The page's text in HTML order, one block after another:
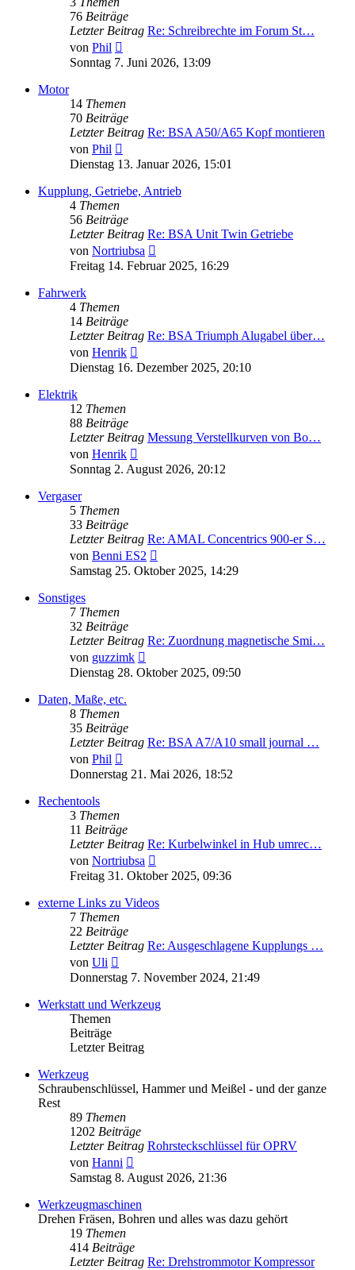
76 Beiträge
Letzter Beitrag Re: Schreibrechte im Forum St…
von Phil
Beitrag
Sonntag 7. Juni 2026, 13:09
Motor
14 Themen
70 Beiträge
Letzter Beitrag Re: BSA A50/A65 Kopf montieren
von Phil
Beitrag
Dienstag 13. Januar 2026, 15:01
Kupplung, Getriebe, Antrieb
4 Themen
56 Beiträge
Letzter Beitrag Re: BSA Unit Twin Getriebe
von Nortriubsa
Beitrag
Freitag 14. Februar 2025, 16:29
Fahrwerk
4 Themen
14 Beiträge
Letzter Beitrag Re: BSA Triumph Alugabel über…
von Henrik
Beitrag
Dienstag 16. Dezember 2025, 20:10
Elektrik
12 Themen
88 Beiträge
Letzter Beitrag Messung Verstellkurven von Bo…
von Henrik
Beitrag
Sonntag 2. August 2026, 20:12
Vergaser
5 Themen
33 Beiträge
Letzter Beitrag Re: AMAL Concentrics 900-er S…
von Benni ES2
Beitrag
Samstag 25. Oktober 2025, 14:29
Sonstiges
7 Themen
32 Beiträge
Letzter Beitrag Re: Zuordnung magnetische Smi…
von guzzimk
Beitrag
Dienstag 28. Oktober 2025, 09:50
Daten, Maße, etc.
8 Themen
35 Beiträge
Letzter Beitrag Re: BSA A7/A10 small journal …
von Phil
Beitrag
Donnerstag 21. Mai 2026, 18:52
Rechentools
3 Themen
11 Beiträge
Letzter Beitrag Re: Kurbelwinkel in Hub umrec…
von Nortriubsa
Beitrag
Freitag 31. Oktober 2025, 09:36
externe Links zu Videos
7 Themen
22 Beiträge
Letzter Beitrag Re: Ausgeschlagene Kupplungs …
von Uli
Beitrag
Donnerstag 7. November 2024, 21:49
Werkstatt und Werkzeug
Themen
Beiträge
Letzter Beitrag
Werkzeug
Schraubenschlüssel, Hammer und Meißel - und der ganze
Rest
89 Themen
1202 Beiträge
Letzter Beitrag Rohrsteckschlüssel für OPRV
von Hanni
Beitrag
Samstag 8. August 2026, 21:36
Werkzeugmaschinen
Drehen Fräsen, Bohren und alles was dazu gehört
19 Themen
414 Beiträge
Letzter Beitrag Re: Drehstrommotor Kompressor